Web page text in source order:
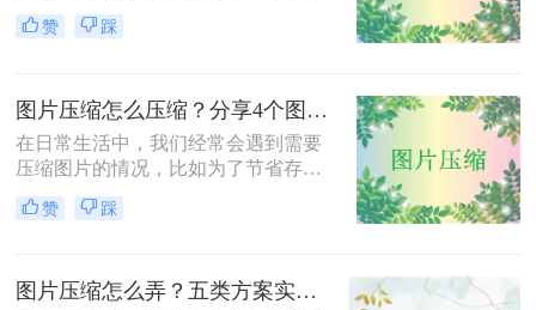
存储空间、加快网页加载速度或减少
文件传输时间。那么图片如何压缩大
缩，同时保持较高的图片质量。
赞 踩
图片压缩怎么压缩？分享4个图片压缩方法！
在日常生活中，我们经常会遇到需要
压缩图片的情况，比如为了节省存储
空间、加快网页加载速度或减少文件
传输时间。那么图片压缩怎么压缩
时保持较高的图片质量。
赞 踩
图片压缩怎么弄？五类方案实测对比，一张表看懂怎么选！